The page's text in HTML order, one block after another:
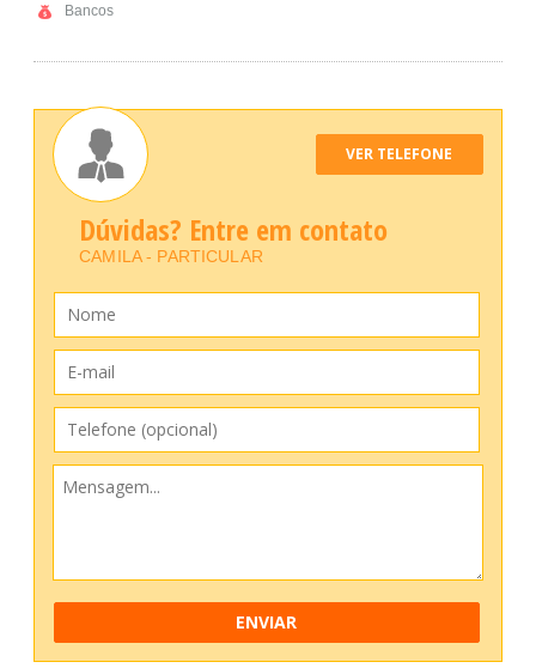
Bancos
VER TELEFONE
Dúvidas? Entre em contato
CAMILA - PARTICULAR
ENVIAR